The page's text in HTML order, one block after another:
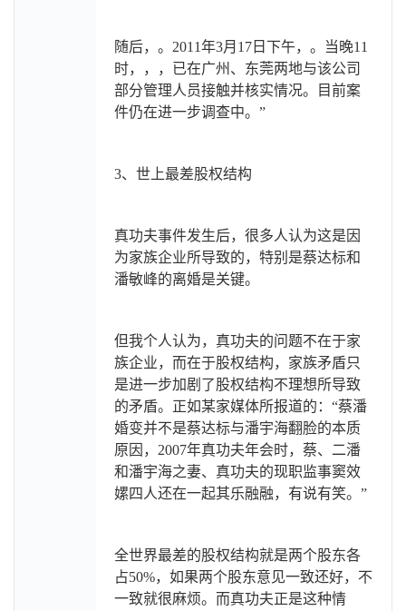
随后，。2011年3月17日下午，。当晚11
时，，，已在广州、东莞两地与该公司
部分管理人员接触并核实情况。目前案
件仍在进一步调查中。”
3、世上最差股权结构
真功夫事件发生后，很多人认为这是因
为家族企业所导致的，特别是蔡达标和
潘敏峰的离婚是关键。
但我个人认为，真功夫的问题不在于家
族企业，而在于股权结构，家族矛盾只
是进一步加剧了股权结构不理想所导致
的矛盾。正如某家媒体所报道的：“蔡潘
婚变并不是蔡达标与潘宇海翻脸的本质
原因，2007年真功夫年会时，蔡、二潘
和潘宇海之妻、真功夫的现职监事窦效
嫘四人还在一起其乐融融，有说有笑。”
全世界最差的股权结构就是两个股东各
占50%，如果两个股东意见一致还好，不
一致就很麻烦。而真功夫正是这种情